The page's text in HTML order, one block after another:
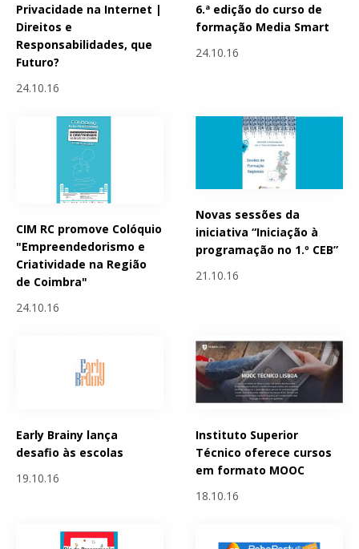
Privacidade na Internet |
Direitos e
Responsabilidades, que
Futuro?
24.10.16
6.ª edição do curso de
formação Media Smart
24.10.16
CIM RC promove Colóquio
"Empreendedorismo e
Criatividade na Região
de Coimbra"
24.10.16
Novas sessões da
iniciativa “Iniciação à
programação no 1.º CEB”
21.10.16
Early Brainy lança
desafio às escolas
19.10.16
Instituto Superior
Técnico oferece cursos
em formato MOOC
18.10.16